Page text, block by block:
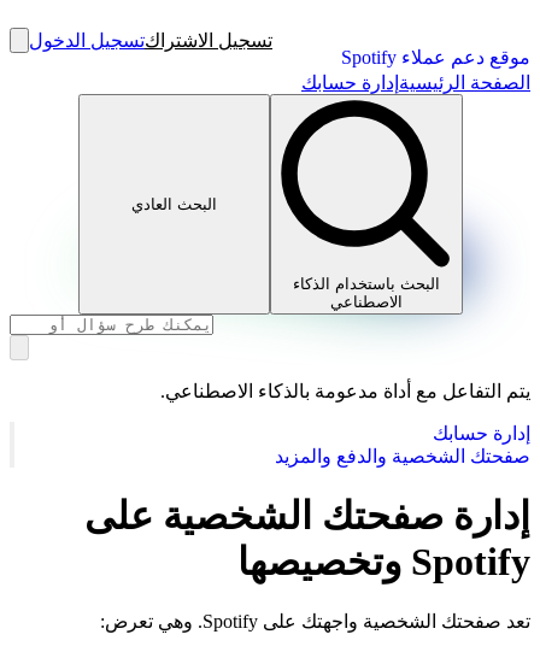
موقع دعم عملاء Spotify
تسجيل الاشتراكتسجيل الدخول
الصفحة الرئيسية إدارة حسابك
البحث باستخدام الذكاء
الاصطناعي
البحث العادي
يتم التفاعل مع أداة مدعومة بالذكاء الاصطناعي.
إدارة حسابك
صفحتك الشخصية والدفع والمزيد
إدارة صفحتك الشخصية على
Spotify وتخصيصها
تعد صفحتك الشخصية واجهتك على Spotify. وهي تعرض: